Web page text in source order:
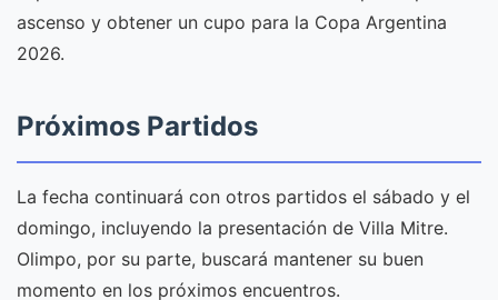
ascenso y obtener un cupo para la Copa Argentina
2026.
Próximos Partidos
La fecha continuará con otros partidos el sábado y el
domingo, incluyendo la presentación de Villa Mitre.
Olimpo, por su parte, buscará mantener su buen
momento en los próximos encuentros.